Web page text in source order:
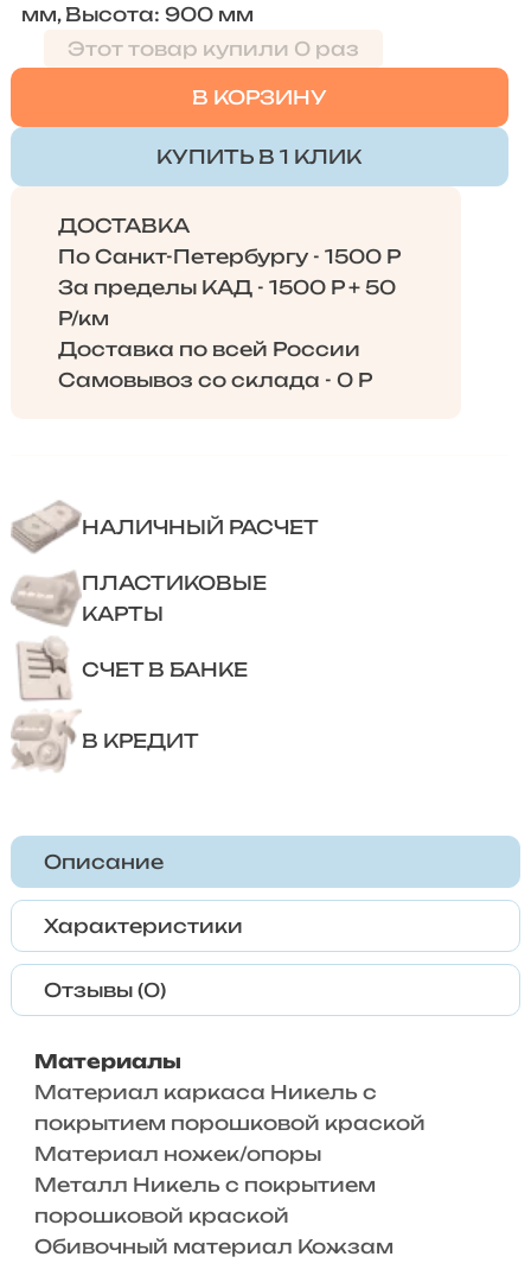
мм, Высота: 900 мм
Этот товар купили 0 раз
В КОРЗИНУ
КУПИТЬ В 1 КЛИК
ДОСТАВКА
По Санкт-Петербургу - 1500 Р
За пределы КАД - 1500 Р + 50
Р/км
Доставка по всей России
Самовывоз со склада - 0 Р
НАЛИЧНЫЙ РАСЧЕТ
ПЛАСТИКОВЫЕ
КАРТЫ
СЧЕТ В БАНКЕ
В КРЕДИТ
Описание
Характеристики
Отзывы (0)
Материалы
Материал каркаса Никель с
покрытием порошковой краской
Материал ножек/опоры
Металл Никель с покрытием
порошковой краской
Обивочный материал Кожзам